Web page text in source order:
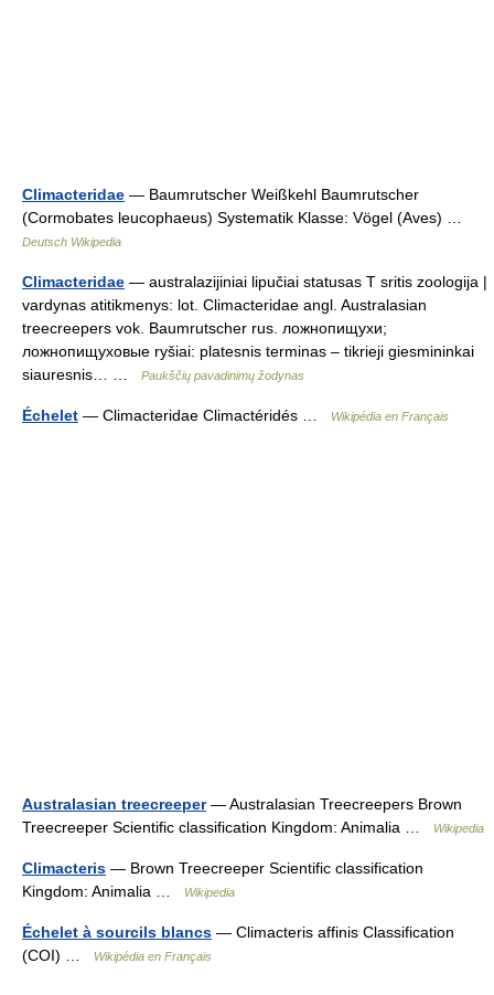
Climacteridae — Baumrutscher Weißkehl Baumrutscher
(Cormobates leucophaeus) Systematik Klasse: Vögel (Aves) …
Deutsch Wikipedia
Climacteridae — australazijiniai lipučiai statusas T sritis zoologija |
vardynas atitikmenys: lot. Climacteridae angl. Australasian
treecreepers vok. Baumrutscher rus. ложнопищухи;
ложнопищуховые ryšiai: platesnis terminas – tikrieji giesmininkai
siauresnis… …
Paukščių pavadinimų žodynas
Échelet — Climacteridae Climactéridés … Wikipédia en Français
Australasian treecreeper— Australasian Treecreepers Brown
Treecreeper Scientific classification Kingdom: Animalia …
Wikipedia
Climacteris — Brown Treecreeper Scientific classification
Kingdom: Animalia …
Wikipedia
Échelet à sourcils blancs — Climacteris affinis Classification
(COI) …
Wikipédia en Français